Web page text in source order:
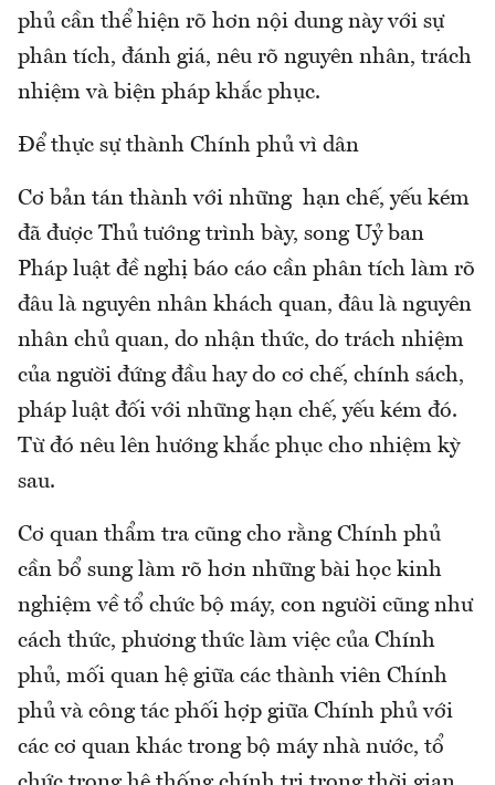
phủ cần thể hiện rõ hơn nội dung này với sự
phân tích, đánh giá, nêu rõ nguyên nhân, trách
nhiệm và biện pháp khắc phục.
Để thực sự thành Chính phủ vì dân
Cơ bản tán thành với những hạn chế, yếu kém
đã được Thủ tướng trình bày, song Uỷ ban
Pháp luật đề nghị báo cáo cần phân tích làm rõ
đâu là nguyên nhân khách quan, đâu là nguyên
nhân chủ quan, do nhận thức, do trách nhiệm
của người đứng đầu hay do cơ chế, chính sách,
pháp luật đối với những hạn chế, yếu kém đó.
Từ đó nêu lên hướng khắc phục cho nhiệm kỳ
sau.
Cơ quan thẩm tra cũng cho rằng Chính phủ
cần bổ sung làm rõ hơn những bài học kinh
nghiệm về tổ chức bộ máy, con người cũng như
cách thức, phương thức làm việc của Chính
phủ, mối quan hệ giữa các thành viên Chính
phủ và công tác phối hợp giữa Chính phủ với
các cơ quan khác trong bộ máy nhà nước, tổ